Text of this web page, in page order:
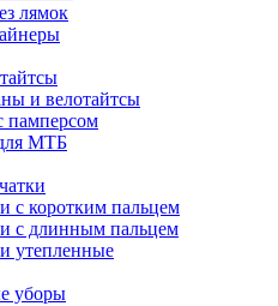
лямок
и велотайтсы
памперсом
МТБ
с коротким пальцем
с длинным пальцем
утепленные
уборы